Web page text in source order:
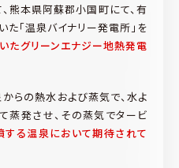
熊本県阿蘇郡小国町にて、有
「温泉バイナリー発電所」を
たグリーンエナジー地熱発電
らの熱水および蒸気で、水よ
蒸発させ、その蒸気でタービ
する温泉において期待されて